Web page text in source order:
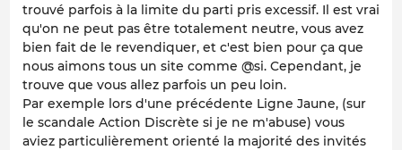
trouvé parfois à la limite du parti pris excessif. Il est vrai
qu'on ne peut pas être totalement neutre, vous avez
bien fait de le revendiquer, et c'est bien pour ça que
nous aimons tous un site comme @si. Cependant, je
trouve que vous allez parfois un peu loin.
Par exemple lors d'une précédente Ligne Jaune, (sur
le scandale Action Discrète si je ne m'abuse) vous
aviez particulièrement orienté la majorité des invités